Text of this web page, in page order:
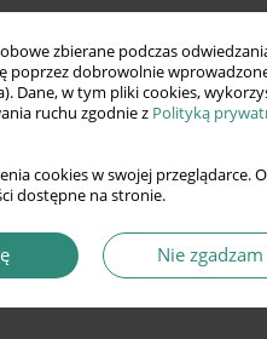
zbierane podczas
poprzez dobrowolnie
Dane, w tym pliki cookies,
ruchu zgodnie z Polityką
cookies w swojej
dostępne na stronie.
Nie